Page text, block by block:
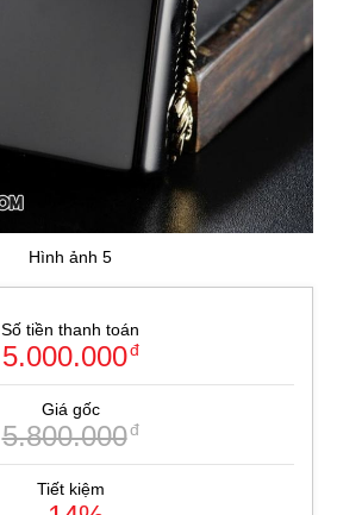
Hình ảnh 5
Số tiền thanh toán
5.000.000đ
Giá gốc
5.800.000đ
Tiết kiệm